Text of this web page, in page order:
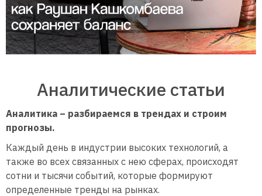
Аналитические статьи
Аналитика – разбираемся в трендах и строим
прогнозы.
Каждый день в индустрии высоких технологий, а
также во всех связанных с нею сферах, происходят
сотни и тысячи событий, которые формируют
определенные тренды на рынках.